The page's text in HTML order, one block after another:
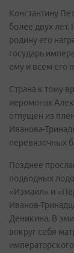
Константину
более двух
родину его
государь
ему и всем его
Страна к тому
иеромонах
отпущен из
Иванова-
перевязочных
Позднее
подводных
«Измаил» и
Иванов-
Деникина. В
вокруг себя